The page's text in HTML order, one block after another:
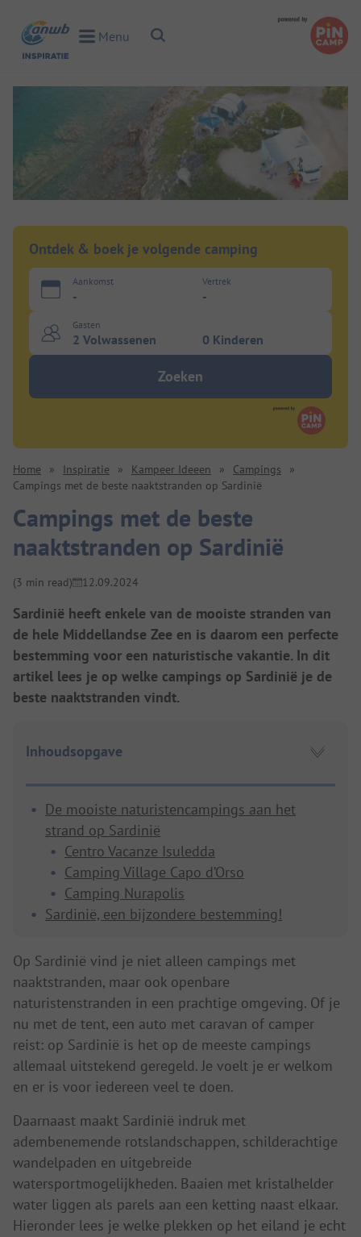
Toggle Menu
Menu Toggle Search
Ontdek & boek je volgende camping
Aankomst
-
Vertrek
-
Gasten
2 Volwassenen 0 Kinderen
Zoeken
Home » Inspiratie » Kampeer Ideeen » Campings
»
Campings met de beste naaktstranden op Sardinië
Campings met de beste
naaktstranden op Sardinië
(3 min read) 12.09.2024
Sardinië heeft enkele van de mooiste stranden van
de hele Middellandse Zee en is daarom een perfecte
bestemming voor een naturistische vakantie. In dit
artikel lees je op welke campings op Sardinië je de
beste naaktstranden vindt.
Inhoudsopgave
De mooiste naturistencampings aan het
strand op Sardinië
Centro Vacanze Isuledda
Camping Village Capo d’Orso
Camping Nurapolis
Sardinië, een bijzondere bestemming!
Op Sardinië vind je niet alleen campings met
naaktstranden, maar ook openbare
naturistenstranden in een prachtige omgeving. Of je
nu met de tent, een auto met caravan of camper
reist: op Sardinië is het op de meeste campings
allemaal uitstekend geregeld. Je voelt je er welkom
en er is voor iedereen veel te doen.
Daarnaast maakt Sardinië indruk met
adembenemende rotslandschappen, schilderachtige
wandelpaden en uitgebreide
watersportmogelijkheden. Baaien met kristalhelder
water liggen als parels aan een ketting naast elkaar.
Hieronder lees je welke plekken op het eiland je echt